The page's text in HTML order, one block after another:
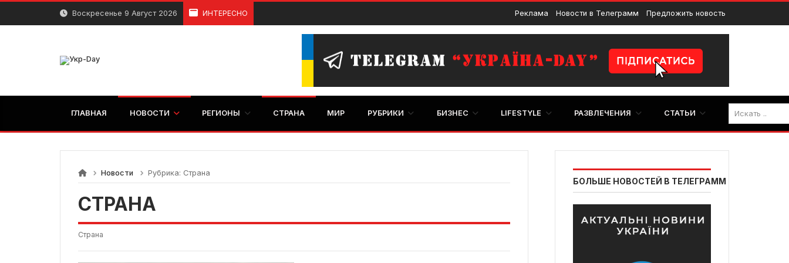
перейти
содержанию
Воскресенье 9 Август 2026 ИНТЕРЕСНО Реклама Новости в Телеграмм Предложить новость
ГЛАВНАЯ НОВОСТИ РЕГИОНЫ СТРАНА МИР РУБРИКИ БИЗНЕС LIFESTYLE РАЗВЛЕЧЕНИЯ СТАТЬИ
Новости Рубрика: Страна
СТРАНА
Страна
БОЛЬШЕ НОВОСТЕЙ В ТЕЛЕГРАММ